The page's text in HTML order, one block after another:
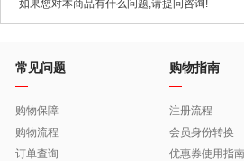
如果您对本商品有什么问题,请提问咨询!
常见问题
购物保障
购物流程
订单查询
购物指南
注册流程
会员身份转换
优惠券使用指南